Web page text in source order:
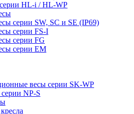
HL-i / HL-WP
серии SW, SC и SE (IP69)
серии FS-I
серии FG
серии EM
весы серии SK-WP
NP-S